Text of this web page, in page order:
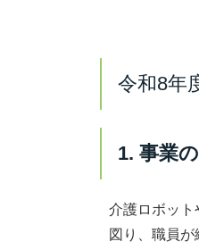
令和8年
1. 事業
介護ロボット
図り、職員が